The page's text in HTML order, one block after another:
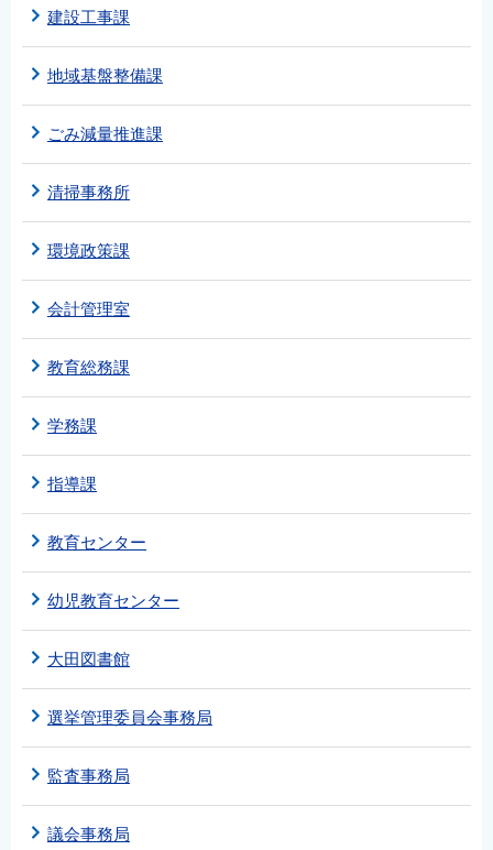
建設工事課
地域基盤整備課
ごみ減量推進課
清掃事務所
環境政策課
会計管理室
教育総務課
学務課
指導課
教育センター
幼児教育センター
大田図書館
選挙管理委員会事務局
監査事務局
議会事務局